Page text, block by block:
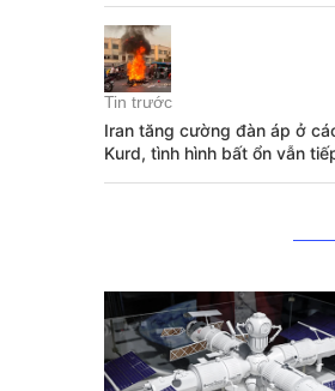
Tin trước
Iran tăng cường đàn áp ở
Kurd, tình hình bất ổn vẫn